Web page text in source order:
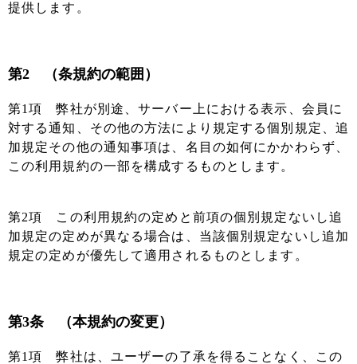
提供します。
第2 （条規約の範囲）
第1項 弊社が別途、サーバー上における表示、会員に
対する通知、その他の方法により規定する個別規定、追
加規定その他の通知事項は、名目の如何にかかわらず、
この利用規約の一部を構成するものとします。
第2項 この利用規約の定めと前項の個別規定ないし追
加規定の定めが異なる場合は、当該個別規定ないし追加
規定の定めが優先して適用されるものとします。
第3条 （本規約の変更）
第1項 弊社は、ユーザーの了承を得ることなく、この